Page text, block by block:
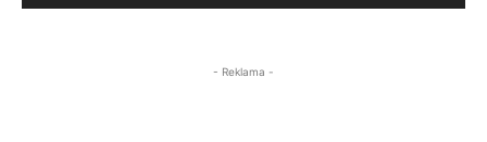
- Reklama -